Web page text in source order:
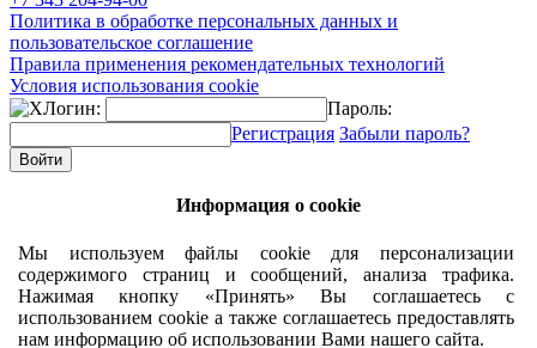
Политика в обработке персональных данных и
пользовательское соглашение
Правила применения рекомендательных технологий
Условия использования cookie
Логин:
Пароль:
Регистрация Забыли пароль?
Информация о cookie
Мы используем файлы cookie для персонализации
содержимого страниц и сообщений, анализа трафика.
Нажимая кнопку «Принять» Вы соглашаетесь с
использованием cookie а также соглашаетесь предоставлять
нам информацию об использовании Вами нашего сайта.